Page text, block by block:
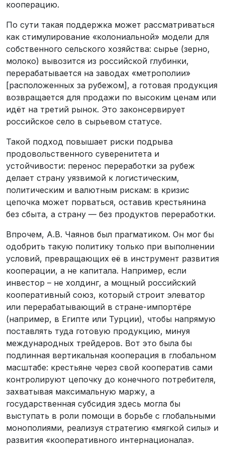
кооперацию.
По сути такая поддержка может рассматриваться
как стимулирование «колониальной» модели для
собственного сельского хозяйства: сырье (зерно,
молоко) вывозится из российской глубинки,
перерабатывается на заводах «метрополии»
[расположенных за рубежом], а готовая продукция
возвращается для продажи по высоким ценам или
идёт на третий рынок. Это законсервирует
российское село в сырьевом статусе.
Такой подход повышает риски подрыва
продовольственного суверенитета и
устойчивости: перенос переработки за рубеж
делает страну уязвимой к логистическим,
политическим и валютным рискам: в кризис
цепочка может порваться, оставив крестьянина
без сбыта, а страну — без продуктов переработки.
Впрочем, А.В. Чаянов был прагматиком. Он мог бы
одобрить такую политику только при выполнении
условий, превращающих её в инструмент развития
кооперации, а не капитала. Например, если
инвестор – не холдинг, а мощный российский
кооперативный союз, который строит элеватор
или перерабатывающий в стране-импортёре
(например, в Египте или Турции), чтобы напрямую
поставлять туда готовую продукцию, минуя
международных трейдеров. Вот это была бы
подлинная вертикальная кооперация в глобальном
масштабе: крестьяне через свой кооператив сами
контролируют цепочку до конечного потребителя,
захватывая максимальную маржу, а
государственная субсидия здесь могла бы
выступать в роли помощи в борьбе с глобальными
монополиями, реализуя стратегию «мягкой силы» и
развития «кооперативного интернационала».